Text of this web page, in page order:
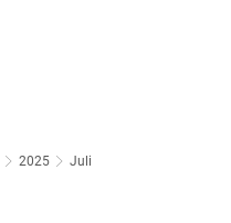
2025 Juli